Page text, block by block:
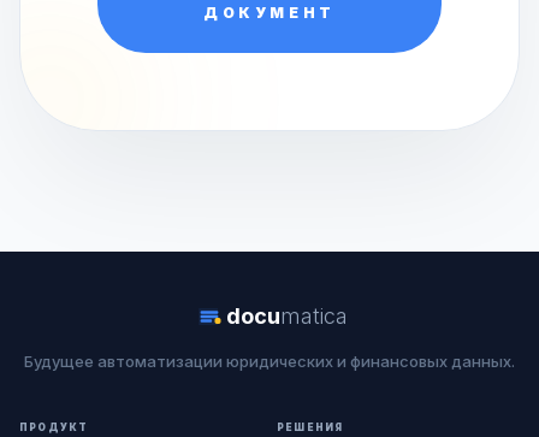
ДОКУМЕНТ
documatica
Будущее автоматизации юридических и финансовых данных.
ПРОДУКТ РЕШЕНИЯ